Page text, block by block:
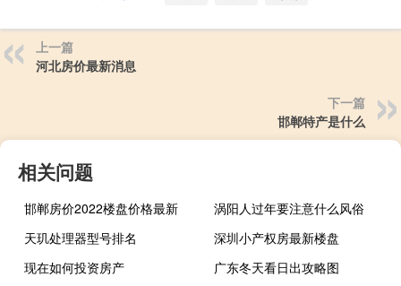
上一篇
河北房价最新消息
下一篇
邯郸特产是什么
相关问题
邯郸房价2022楼盘价格最新
涡阳人过年要注意什么风俗
天玑处理器型号排名
深圳小产权房最新楼盘
现在如何投资房产
广东冬天看日出攻略图